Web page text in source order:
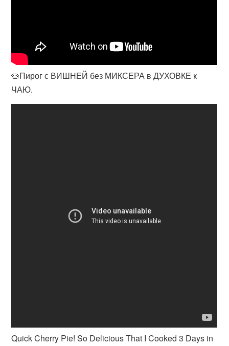
🥧Пирог с ВИШНЕЙ без МИКСЕРА в ДУХОВКЕ к
ЧАЮ.
Quick Cherry Pie! So Delicious That I Cooked 3 Days in